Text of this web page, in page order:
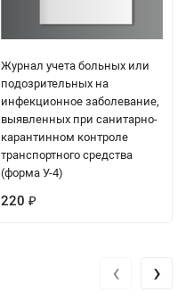
Журнал учета больных или
подозрительных на
инфекционное заболевание,
выявленных при санитарно-
карантинном контроле
транспортного средства
(форма У-4)
220 ₽
‹ ›